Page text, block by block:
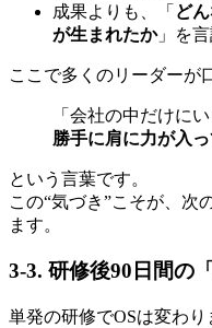
成果よりも、「 ど
が生まれたか」を
ここで多くのリーダーが
「会社の中だけにい
勝手に肩に力が入
という言葉です。
この“気づき”こそが、次
ます。
3-3. 研修後90日間の
単発の研修でOSは変わり